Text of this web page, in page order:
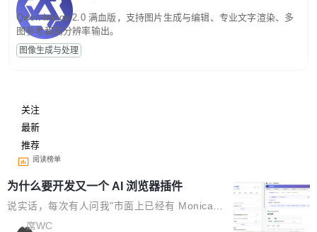
Qwen-Image-2.0 满血版，支持图片生成与编辑、专业文字渲染、多
图参考和高分辨率输出。
图像生成与处理
关注
最新
推荐
阅读榜单
为什么要开发又一个 AI 浏览器插件
说实话，每次有人问我"市面上已经有 Monica、
Sider、Copilot for Chrome 这些 AI 浏览器插件
席WC